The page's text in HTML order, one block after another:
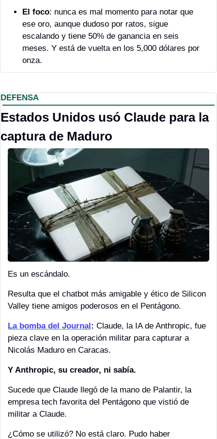
El foco: nunca es mal momento para notar que
ese oro, aunque dudoso por ratos, sigue
escalando y tiene 50% de ganancia en seis
meses. Y está de vuelta en los 5,000 dólares por
onza.
DEFENSA
Estados Unidos usó Claude para la
captura de Maduro
Es un escándalo.
Resulta que el chatbot más amigable y ético de Silicon
Valley tiene amigos poderosos en el Pentágono.
La bomba del Journal: Claude, la IA de Anthropic, fue
pieza clave en la operación militar para capturar a
Nicolás Maduro en Caracas.
Y Anthropic, su creador, ni sabía.
Sucede que Claude llegó de la mano de Palantir, la
empresa tech favorita del Pentágono que vistió de
militar a Claude.
¿Cómo se utilizó? No está claro. Pudo haber